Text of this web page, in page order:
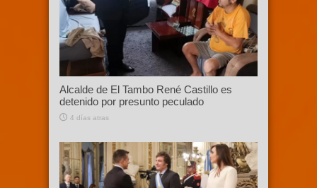
Alcalde de El Tambo René Castillo es
detenido por presunto peculado
4 días atras